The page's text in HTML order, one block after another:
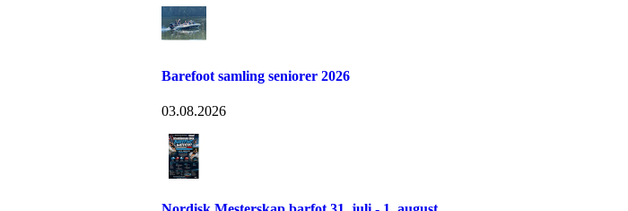
Barefoot samling seniorer 2026
03.08.2026